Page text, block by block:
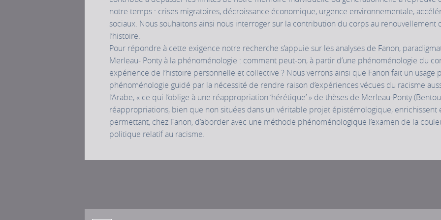
notre temps : crises migratoires, décroissance économique, urgence environnementale,
sociaux. Nous souhaitons ainsi nous interroger sur la contribution du corps au
l’histoire.
Pour répondre à cette exigence notre recherche s’appuie sur les analyses de Fanon,
Merleau- Ponty à la phénoménologie : comment peut-on, à partir d’une phénoménologie du
expérience de l’histoire personnelle et collective ? Nous verrons ainsi que Fanon fait un usage
phénoménologie guidé par la nécessité de rendre raison d’expériences vécues du racisme
l’Arabe, « ce qui l’oblige à une réappropriation ‘hérétique’ » de thèses de Merleau-Ponty
réappropriations, bien que non situées dans un véritable projet épistémologique,
permettant, chez Fanon, d’aborder avec une méthode phénoménologique l’examen de la
politique relatif au racisme.